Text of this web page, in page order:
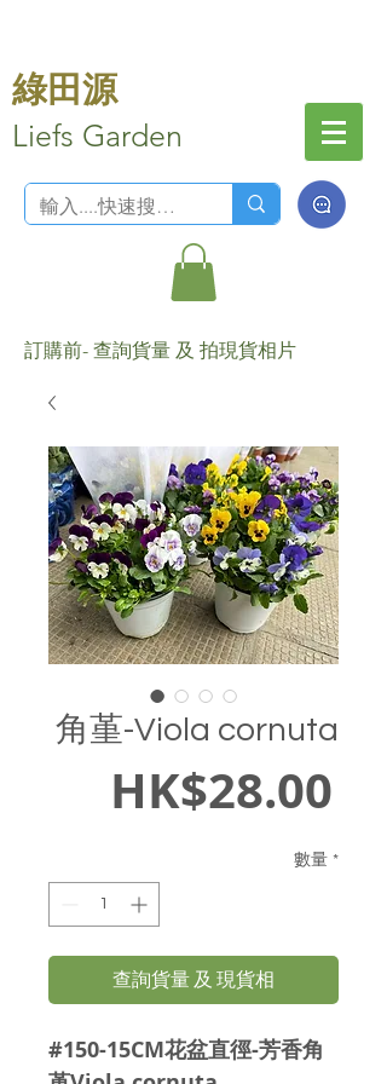
綠田源
Liefs Garden
訂購前- 查詢貨量 及 拍現貨相片
角堇-Viola cornuta
HK$28.00
格
數量 *
查詢貨量 及 現貨相
#150-15CM花盆直徑-芳香角